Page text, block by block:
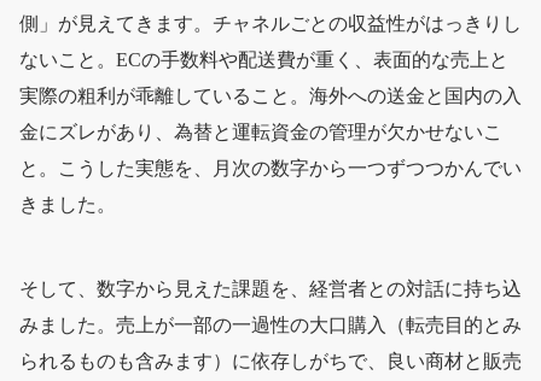
側」が見えてきます。チャネルごとの収益性がはっきりし
ないこと。ECの手数料や配送費が重く、表面的な売上と
実際の粗利が乖離していること。海外への送金と国内の入
金にズレがあり、為替と運転資金の管理が欠かせないこ
と。こうした実態を、月次の数字から一つずつつかんでい
きました。
そして、数字から見えた課題を、経営者との対話に持ち込
みました。売上が一部の一過性の大口購入（転売目的とみ
られるものも含みます）に依存しがちで、良い商材と販売